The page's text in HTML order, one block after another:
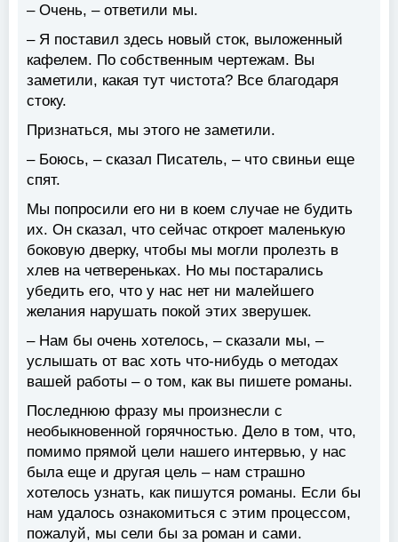
– Очень, – ответили мы.
– Я поставил здесь новый сток, выложенный
кафелем. По собственным чертежам. Вы
заметили, какая тут чистота? Все благодаря
стоку.
Признаться, мы этого не заметили.
– Боюсь, – сказал Писатель, – что свиньи еще
спят.
Мы попросили его ни в коем случае не будить
их. Он сказал, что сейчас откроет маленькую
боковую дверку, чтобы мы могли пролезть в
хлев на четвереньках. Но мы постарались
убедить его, что у нас нет ни малейшего
желания нарушать покой этих зверушек.
– Нам бы очень хотелось, – сказали мы, –
услышать от вас хоть что-нибудь о методах
вашей работы – о том, как вы пишете романы.
Последнюю фразу мы произнесли с
необыкновенной горячностью. Дело в том, что,
помимо прямой цели нашего интервью, у нас
была еще и другая цель – нам страшно
хотелось узнать, как пишутся романы. Если бы
нам удалось ознакомиться с этим процессом,
пожалуй, мы сели бы за роман и сами.